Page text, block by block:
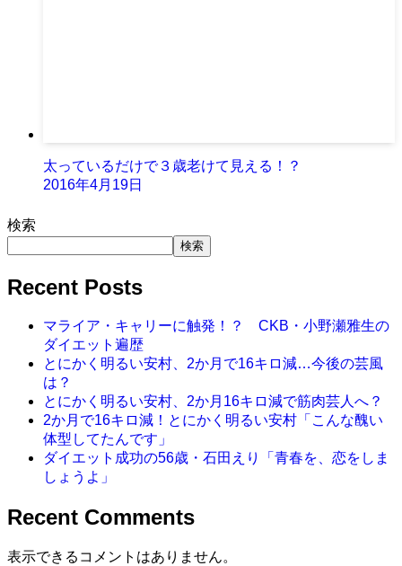
太っているだけで３歳老けて見える！？
2016年4月19日
検索
検索
Recent Posts
マライア・キャリーに触発！？ CKB・小野瀬雅生の
ダイエット遍歴
とにかく明るい安村、2か月で16キロ減…今後の芸風
は？
とにかく明るい安村、2か月16キロ減で筋肉芸人へ？
2か月で16キロ減！とにかく明るい安村「こんな醜い
体型してたんです」
ダイエット成功の56歳・石田えり「青春を、恋をしま
しょうよ」
Recent Comments
表示できるコメントはありません。